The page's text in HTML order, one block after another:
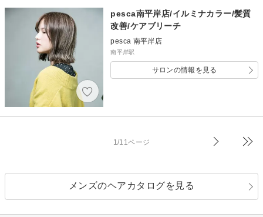
pesca南平岸店/イルミナカラー/髪質
改善/ケアブリーチ
pesca 南平岸店
南平岸駅
サロンの情報を見る
1/11ページ
メンズのヘアカタログを見る